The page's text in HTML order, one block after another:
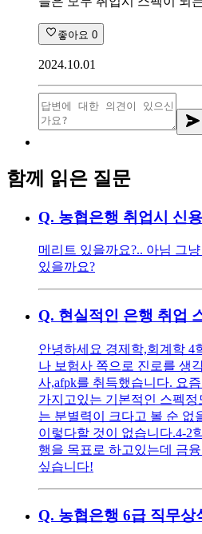
좋아요 0
2024.10.01
함께 읽은 질문
Q. 농협은행 취업시 신
메리트 있을까요?.. 아님 그
있을까요?
Q. 현실적인 은행 취업
안녕하세요 경제학,회계학 4
나 보험사 쪽으로 진로를 생
사,afpk를 취득했습니다. 요
가지고있는 기본적인 스펙
는 분별력이 크다고 볼 순 없
이렇다할 것이 없습니다.4-2
행을 목표로 하고있는데 금
싶습니다!
Q. 농협은행 6급 직무상